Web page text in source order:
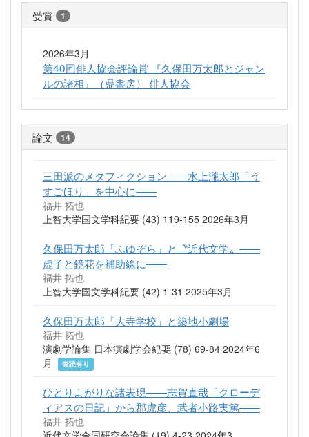
受賞 1
2026年3月
第40回俳人協会評論賞 『久保田万太郎とジャン
ルの諸相』（鼎書房） 俳人協会
論文 14
三田派のメタフィクション――水上瀧太郎「う
すごほり」を中心に――
福井 拓也
上智大学国文学科紀要 (43) 119-155 2026年3月
久保田万太郎「ふゆぞら」と〝近代文学〟――
虚子と鏡花を補助線に――
福井 拓也
上智大学国文学科紀要 (42) 1-31 2025年3月
久保田万太郎「大寺学校」と築地小劇場
福井 拓也
演劇学論集 日本演劇学会紀要 (78) 69-84 2024年6
月
査読有り
ひとりよがりな諸表現――志賀直哉「クローデ
ィアスの日記」から郡虎彦、武者小路実篤――
福井 拓也